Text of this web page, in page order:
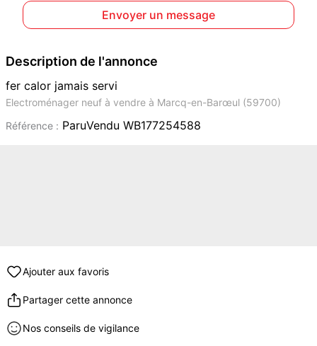
Envoyer un message
Description de l'annonce
fer calor jamais servi
Electroménager neuf à vendre à Marcq-en-Barœul (59700)
Référence : ParuVendu WB177254588
Ajouter aux favoris
Partager cette annonce
Nos conseils de vigilance